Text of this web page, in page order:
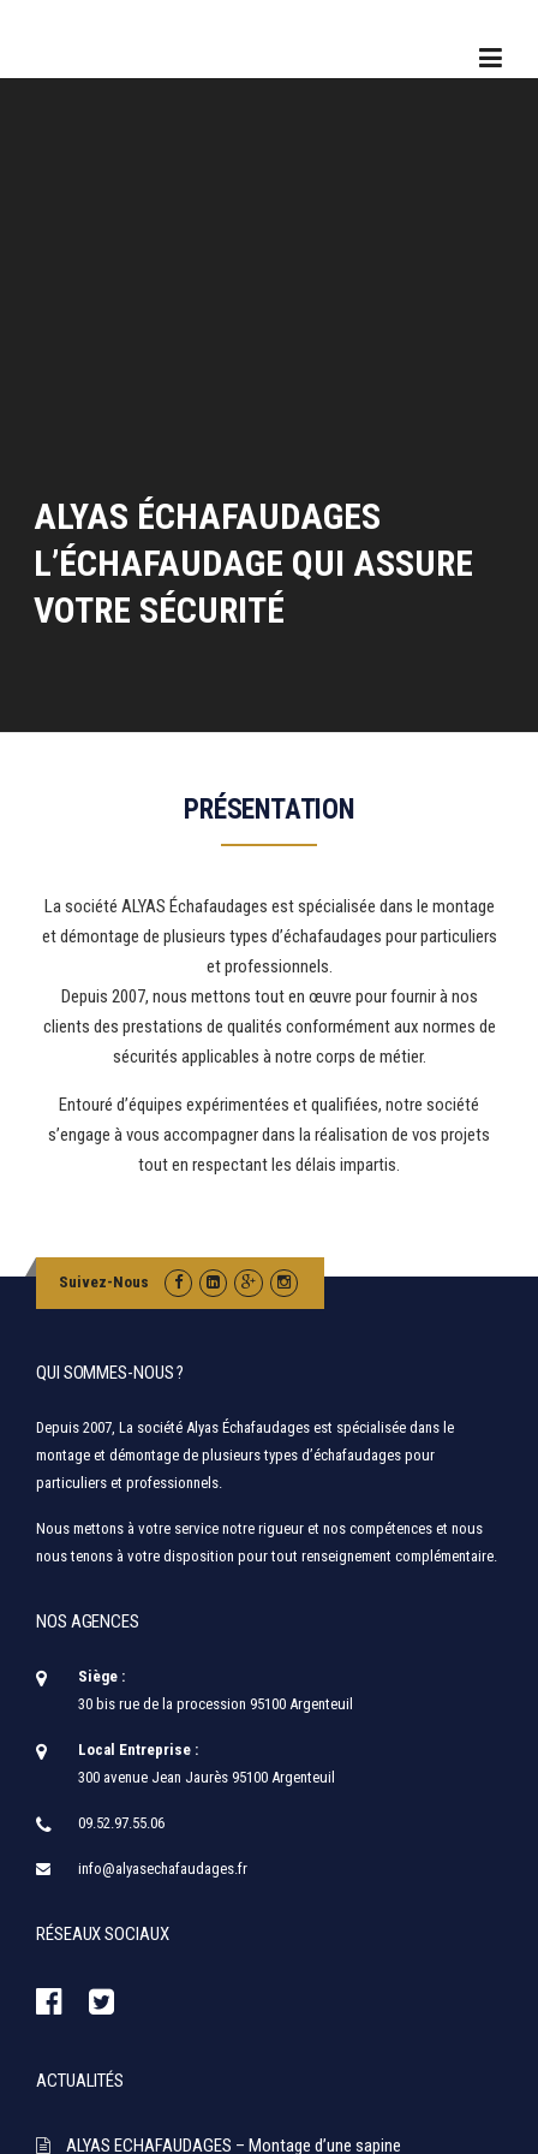
content
ALYAS ÉCHAFAUDAGES
L’ÉCHAFAUDAGE QUI ASSURE
VOTRE SÉCURITÉ
PRÉSENTATION
La société ALYAS Échafaudages est spécialisée dans le montage
et démontage de plusieurs types d’échafaudages pour particuliers
et professionnels.
Depuis 2007, nous mettons tout en œuvre pour fournir à nos
clients des prestations de qualités conformément aux normes de
sécurités applicables à notre corps de métier.
Entouré d’équipes expérimentées et qualifiées, notre société
s’engage à vous accompagner dans la réalisation de vos projets
tout en respectant les délais impartis.
Suivez-Nous
QUI SOMMES-NOUS ?
Depuis 2007, La société Alyas Échafaudages est spécialisée dans le
montage et démontage de plusieurs types d’échafaudages pour
particuliers et professionnels.
Nous mettons à votre service notre rigueur et nos compétences et nous
nous tenons à votre disposition pour tout renseignement complémentaire.
NOS AGENCES
Siège :
30 bis rue de la procession 95100 Argenteuil
Local Entreprise :
300 avenue Jean Jaurès 95100 Argenteuil
09.52.97.55.06
info@alyasechafaudages.fr
RÉSEAUX SOCIAUX
ACTUALITÉS
ALYAS ECHAFAUDAGES – Montage d’une sapine